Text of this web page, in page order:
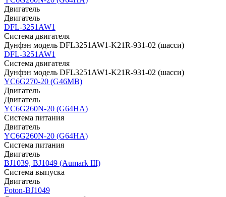
Двигатель
Двигатель
DFL-3251AW1
Система двигателя
Дунфэн модель DFL3251AW1-K21R-931-02 (шасси)
DFL-3251AW1
Система двигателя
Дунфэн модель DFL3251AW1-K21R-931-02 (шасси)
YC6G270-20 (G46MB)
Двигатель
Двигатель
YC6G260N-20 (G64HA)
Система питания
Двигатель
YC6G260N-20 (G64HA)
Система питания
Двигатель
BJ1039, BJ1049 (Aumark III)
Система выпуска
Двигатель
Foton-BJ1049